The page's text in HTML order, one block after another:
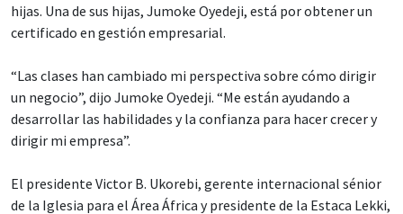
hijas. Una de sus hijas, Jumoke Oyedeji, está por obtener un
certificado en gestión empresarial.
“Las clases han cambiado mi perspectiva sobre cómo dirigir
un negocio”, dijo Jumoke Oyedeji. “Me están ayudando a
desarrollar las habilidades y la confianza para hacer crecer y
dirigir mi empresa”.
El presidente Victor B. Ukorebi, gerente internacional sénior
de la Iglesia para el Área África y presidente de la Estaca Lekki,